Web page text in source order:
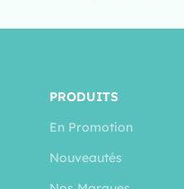
PRODUITS
En Promotion
Nouveautés